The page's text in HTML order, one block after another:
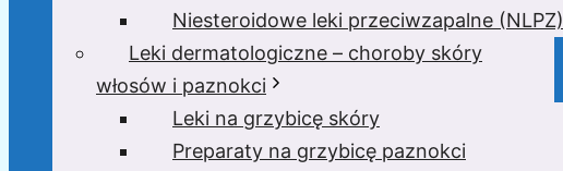
Niesteroidowe leki przeciwzapalne (NLPZ)
Leki dermatologiczne – choroby skóry
włosów i paznokci
Leki na grzybicę skóry
Preparaty na grzybicę paznokci